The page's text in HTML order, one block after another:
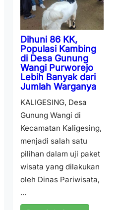
Dihuni 86 KK,
Populasi Kambing
di Desa Gunung
Wangi Purworejo
Lebih Banyak dari
Jumlah Warganya
KALIGESING, Desa
Gunung Wangi di
Kecamatan Kaligesing,
menjadi salah satu
pilihan dalam uji paket
wisata yang dilakukan
oleh Dinas Pariwisata,
...